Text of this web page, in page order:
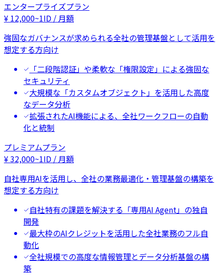
エンタープライズプラン
¥ 12,000~1ID / 月額
強固なガバナンスが求められる全社の管理基盤として活用を
想定する方向け
「二段階認証」や柔軟な「権限設定」による強固な
セキュリティ
大規模な「カスタムオブジェクト」を活用した高度
なデータ分析
拡張されたAI機能による、全社ワークフローの自動
化と統制
プレミアムプラン
¥32,000~1ID / 月額
自社専用AIを活用し、全社の業務最適化・管理基盤の構築を
想定する方向け
自社特有の課題を解決する「専用AI Agent」の独自
開発
最大枠のAIクレジットを活用した全社業務のフル自
動化
全社規模での高度な情報管理とデータ分析基盤の構
築